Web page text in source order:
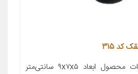
کد 315
معرفی محصول جزئیات محصول ابعاد ۹x۷x۵ سانتی‌متر